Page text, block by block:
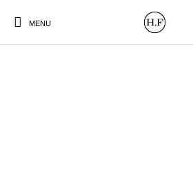
MENU